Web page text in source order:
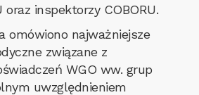
oraz inspektorzy COBORU.
omówiono najważniejsze
związane z
WGO ww. grup
uwzględnieniem